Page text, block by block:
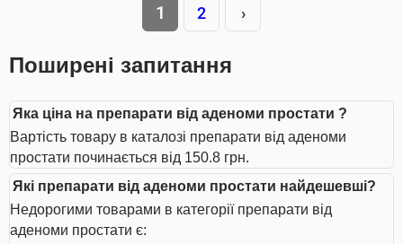
1 2 ›
Поширені запитання
Яка ціна на препарати від аденоми простати ?
Вартість товару в каталозі препарати від аденоми
простати починається від 150.8 грн.
Які препарати від аденоми простати найдешевші?
Недорогими товарами в категорії препарати від
аденоми простати є: